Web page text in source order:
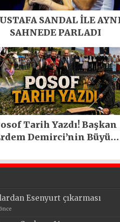
SANDAL İLE
SAHNEDE PARLADI
Tarih Yazdı! Başkan
Demirci’nin Büyük
Festivali Gerçekleşti
Esenyurt çıkarması